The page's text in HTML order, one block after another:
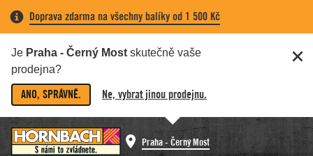
Doprava zdarma na všechny balíky od 1 500 Kč
Je Praha - Černý Most skutečně vaše
prodejna?
ANO, SPRÁVNĚ. Ne, vybrat jinou prodejnu.
Praha - Černý Most